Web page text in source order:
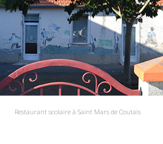
Restaurant scolaire à Saint Mars de Coutais